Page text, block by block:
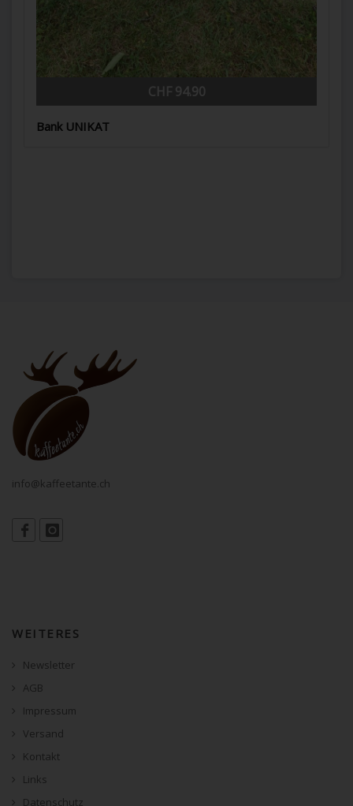
CHF 94.90
Bank UNIKAT
info@kaffeetante.ch
WEITERES
Newsletter
AGB
Impressum
Versand
Kontakt
Links
Datenschutz